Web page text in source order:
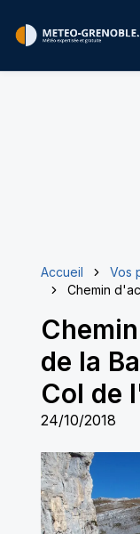
Accueil
Vos
Chemin
de la
Col de
24/10/2018